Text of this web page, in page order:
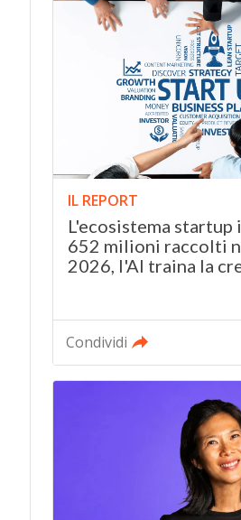
IL REPORT
L'ecosistema
652 milioni raccolti
2026, l'AI traina la
Condividi